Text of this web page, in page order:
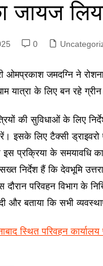
जायज
0
ओमप्रकाश जमदग्नि ने
यात्रा के लिए बन रहे
की सुविधाओं के लिए
इसके लिए टैक्सी ड्राइवरो
प्रक्रिया के समयावधि
निर्देश हैं कि देवभूमि
परिवहन विभाग के
और बताया कि सभी
स्थित परिवहन